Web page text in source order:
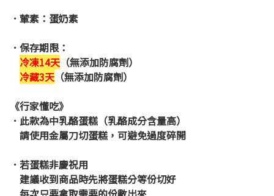
．葷素： 蛋奶素
．保存期限：
冷凍14天（無添加防腐劑）
冷藏3天（無添加防腐劑）
《行家懂吃》
．此款為中乳酪蛋糕（乳酪成分含量高）
請使用金屬刀切蛋糕，可避免過度碎開
．若蛋糕非慶祝用
建議收到商品時先將蛋糕分等份切好